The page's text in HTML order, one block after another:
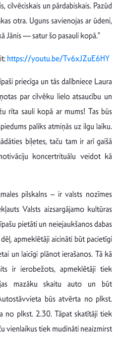
cilvēciskais un pārdabiskais. Pazūd
otra. Uguns savienojas ar ūdeni,
Jānis ― satur šo pasauli kopā.”
https://youtu.be/Tv6xJZuE6HY
priecīga un tās dalībniece Laura
par cilvēku lielo atsaucību un
rīta sauli kopā ar mums! Tas būs
paliks atmiņās uz ilgu laiku.
biļetes, taču tam ir arī gaišā
koncertrituālu veidot kā
pilskalns – ir valsts nozīmes
Valsts aizsargājamo kultūras
pietāti un neiejaukšanos dabas
apmeklētāji aicināti būt pacietīgi
un laicīgi plānot ierašanos. Tā kā
ir ierobežots, apmeklētāji tiek
mazāku skaitu auto un būt
būs atvērta no plkst.
no plkst. 2.30. Tāpat skatītāji tiek
vienlaikus tiek mudināti neaizmirst